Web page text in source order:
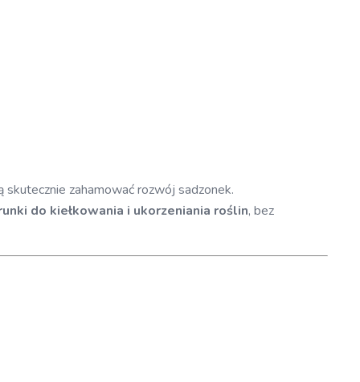
skutecznie zahamować rozwój sadzonek.
do kiełkowania i ukorzeniania roślin, bez